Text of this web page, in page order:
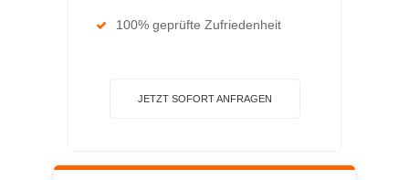
100% geprüfte Zufriedenheit
JETZT SOFORT ANFRAGEN